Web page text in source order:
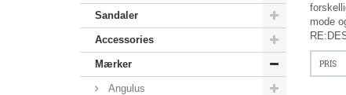
Sandaler
Accessories
Mærker
Angulus
mode
PRIS